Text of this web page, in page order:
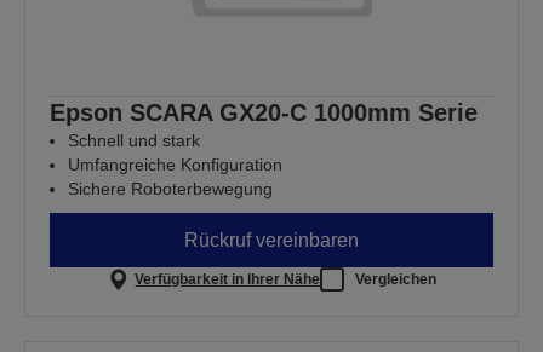
Epson SCARA GX20-C 1000mm Serie
Schnell und stark
Umfangreiche Konfiguration
Sichere Roboterbewegung
Rückruf vereinbaren
Verfügbarkeit in Ihrer Nähe Vergleichen